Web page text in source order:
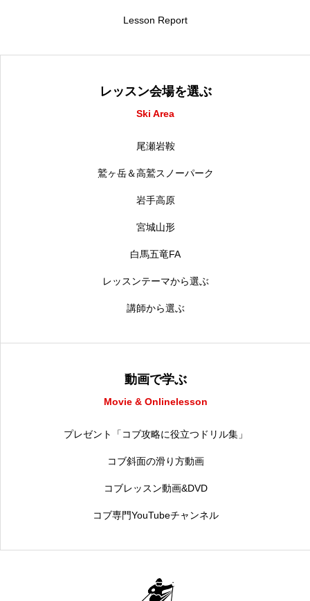
Lesson Report
レッスン会場を選ぶ
Ski Area
尾瀬岩鞍
鷲ヶ岳＆高鷲スノーパーク
岩手高原
宮城山形
白馬五竜FA
レッスンテーマから選ぶ
講師から選ぶ
動画で学ぶ
Movie & Onlinelesson
プレゼント「コブ攻略に役立つドリル集」
コブ斜面の滑り方動画
コブレッスン動画&DVD
コブ専門YouTubeチャンネル